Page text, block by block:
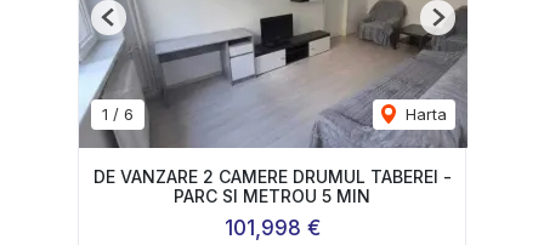
1 / 6 Harta
Previous Next
DE VANZARE 2 CAMERE DRUMUL TABEREI -
PARC SI METROU 5 MIN
101,998 €